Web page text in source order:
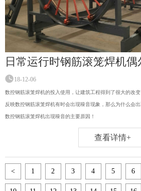
18-12-06
数控钢筋滚笼焊机的投入使用，让建筑工程得到了很大的改
反映数控钢筋滚笼焊机有时会出现噪音现象，那么为什么会
数控钢筋滚笼焊机出现噪音的主要原因！
查看详情+
< 1 2 3 4 5 6